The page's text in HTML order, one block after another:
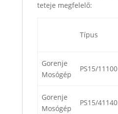
teteje megfelelő:
Típus
Gorenje
Mosógép
PS15/11100
Gorenje
Mosógép
PS15/41140